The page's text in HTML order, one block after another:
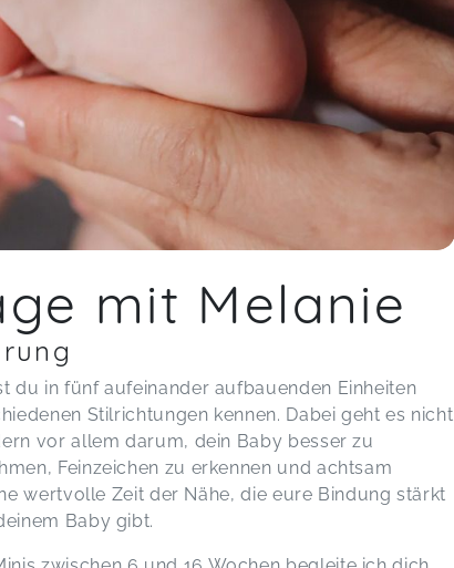
mit Melanie
du in fünf aufeinander aufbauenden Einheiten
Stilrichtungen kennen. Dabei geht es nicht
vor allem darum, dein Baby besser zu
Feinzeichen zu erkennen und achtsam
wertvolle Zeit der Nähe, die eure Bindung stärkt
Baby gibt.